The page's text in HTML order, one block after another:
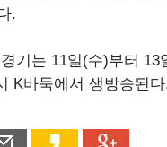
.
기는 11일(수)부터 13
K바둑에서 생방송된